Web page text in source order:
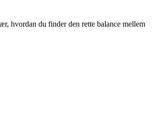
hvordan du finder den rette balance mellem